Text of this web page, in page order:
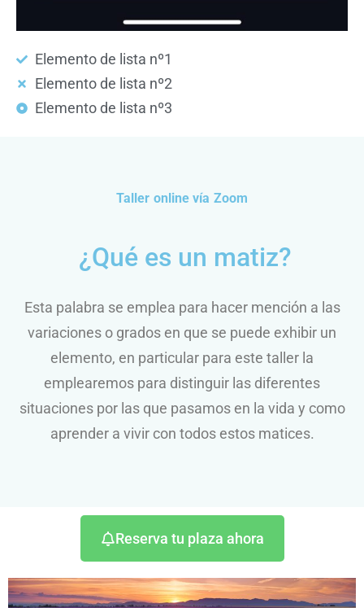
Elemento de lista nº1
Elemento de lista nº2
Elemento de lista nº3
Taller online vía Zoom
¿Qué es un matiz?
Esta palabra se emplea para hacer mención a las
variaciones o grados en que se puede exhibir un
elemento, en particular para este taller la
emplearemos para distinguir las diferentes
situaciones por las que pasamos en la vida y como
aprender a vivir con todos estos matices.
Reserva tu plaza ahora